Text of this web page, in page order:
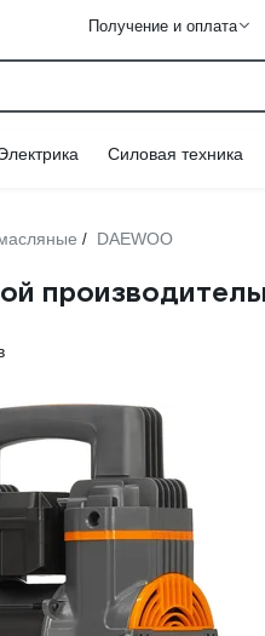
Получение и оплата
Силовая техника
/ DAEWOO